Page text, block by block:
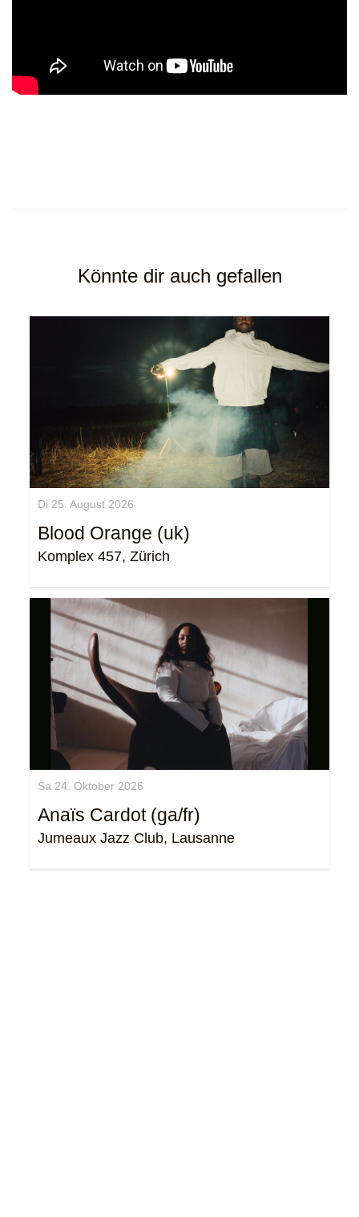
Könnte dir auch gefallen
Di 25. August 2026
Blood Orange (uk)
Komplex 457, Zürich
Sa 24. Oktober 2026
Anaïs Cardot (ga/fr)
Jumeaux Jazz Club, Lausanne